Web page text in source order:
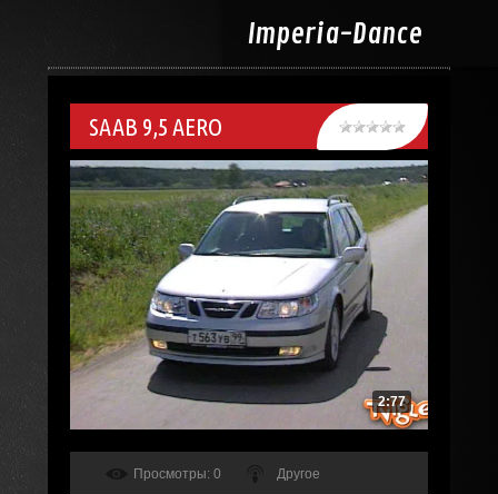
Imperia-Dance
SAAB 9,5 AERO
2:77
Просмотры: 0 Другое